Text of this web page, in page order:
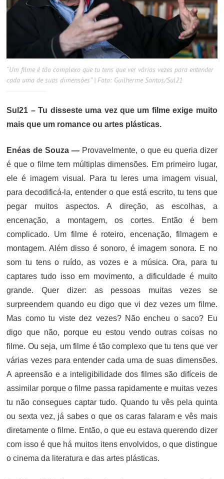
“Um filme é tão complexo que tu tens que ver várias vezes para entender
cada uma de suas dimensões” | Foto: Guilherme Santos/Sul21
Sul21 – Tu disseste uma vez que um filme exige muito
mais que um romance ou artes plásticas.
Enéas de Souza — Provavelmente, o que eu queria dizer
é que o filme tem múltiplas dimensões. Em primeiro lugar,
ele é imagem visual. Para tu leres uma imagem visual,
para decodificá-la, entender o que está escrito, tu tens que
pegar muitos aspectos. A direção, as escolhas, a
encenação, a montagem, os cortes. Então é bem
complicado. Um filme é roteiro, encenação, filmagem e
montagem. Além disso é sonoro, é imagem sonora. E no
som tu tens o ruído, as vozes e a música. Ora, para tu
captares tudo isso em movimento, a dificuldade é muito
grande. Quer dizer: as pessoas muitas vezes se
surpreendem quando eu digo que vi dez vezes um filme.
Mas como tu viste dez vezes? Não encheu o saco? Eu
digo que não, porque eu estou vendo outras coisas no
filme. Ou seja, um filme é tão complexo que tu tens que ver
várias vezes para entender cada uma de suas dimensões.
A apreensão e a inteligibilidade dos filmes são difíceis de
assimilar porque o filme passa rapidamente e muitas vezes
tu não consegues captar tudo. Quando tu vês pela quinta
ou sexta vez, já sabes o que os caras falaram e vês mais
diretamente o filme. Então, o que eu estava querendo dizer
com isso é que há muitos itens envolvidos, o que distingue
o cinema da literatura e das artes plásticas.